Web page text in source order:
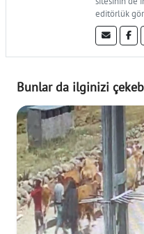
editörlük
Bunlar da ilginizi